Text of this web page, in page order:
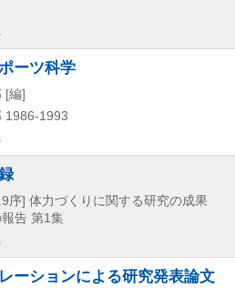
ーツ科学
[編]
1986-1993
序] 体力づくりに関する研究の成果
告 第1集
ーションによる研究発表論文